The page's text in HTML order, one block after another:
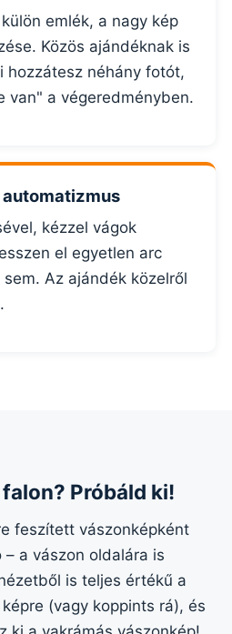
emlék, a nagy kép
Közös ajándéknak is
hozzátesz néhány fotót,
van" a végeredményben.
automatizmus
kézzel vágok
el egyetlen arc
Az ajándék közelről
Próbáld ki!
feszített vászonképként
a vászon oldalára is
is teljes értékű a
(vagy koppints rá), és